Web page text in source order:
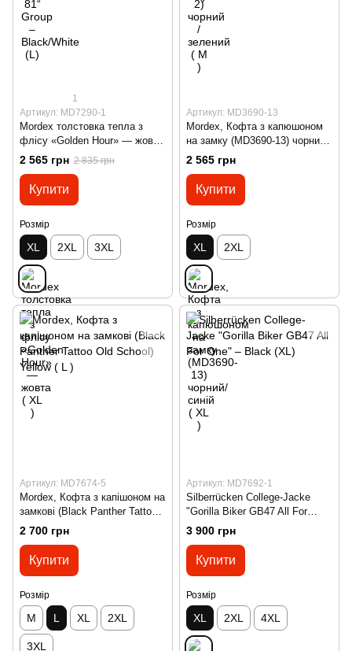
1
Артикул: MD7290-1
Mordex толстовка тепла з
флісу «Golden Hour» — жовта
( XL )
2 565 грн 2 835 грн
Купити
Розмір
XL 2XL 3XL
Артикул: MD3690-13
Mordex, Кофта з капюшоном
на замку (MD3690-13) чорний/
синій ( XL )
2 565 грн
Купити
Розмір
XL 2XL
Артикул: MD7674-5
Mordex, Кофта з капішоном на
замкові (Black Panther Tattoo
Old School) Yellow ( L )
2 700 грн
Купити
Розмір
M L XL 2XL
3XL
Артикул: MD7692-1
Silberrücken College-Jacke
"Gorilla Biker GB47 All For
One" – Black (XL)
3 900 грн
Купити
Розмір
XL 2XL 4XL